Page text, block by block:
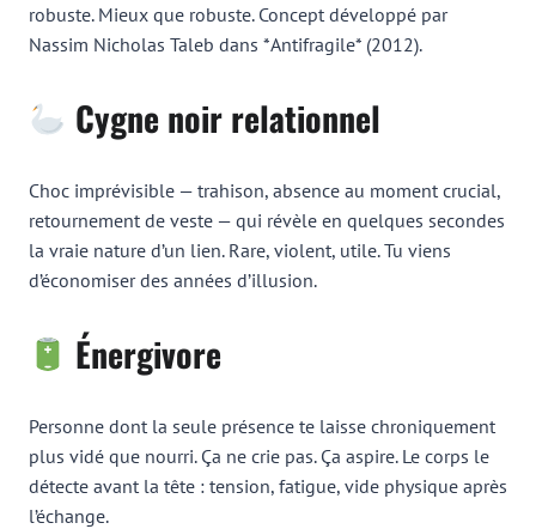
robuste. Mieux que robuste. Concept développé par
Nassim Nicholas Taleb dans *Antifragile* (2012).
Cygne noir relationnel
Choc imprévisible — trahison, absence au moment crucial,
retournement de veste — qui révèle en quelques secondes
la vraie nature d’un lien. Rare, violent, utile. Tu viens
d’économiser des années d’illusion.
Énergivore
Personne dont la seule présence te laisse chroniquement
plus vidé que nourri. Ça ne crie pas. Ça aspire. Le corps le
détecte avant la tête : tension, fatigue, vide physique après
l’échange.